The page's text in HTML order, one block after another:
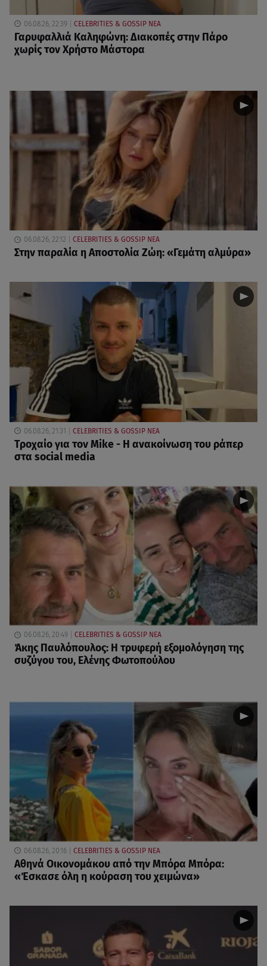
06.08.26, 22:39 CELEBRITIES & GOSSIP ΝΕΑ
Γαρυφαλλιά Καληφώνη: Διακοπές στην Πάρο
χωρίς τον Χρήστο Μάστορα
06.08.26, 22:12 CELEBRITIES & GOSSIP ΝΕΑ
Στην παραλία η Αποστολία Ζώη: «Γεμάτη αλμύρα»
06.08.26, 21:31 CELEBRITIES & GOSSIP ΝΕΑ
Τροχαίο για τον Mike - Η ανακοίνωση του ράπερ
στα social media
06.08.26, 20:49 CELEBRITIES & GOSSIP ΝΕΑ
Άκης Παυλόπουλος: Η τρυφερή εξομολόγηση της
συζύγου του, Ελένης Φωτοπούλου
06.08.26, 20:16 CELEBRITIES & GOSSIP ΝΕΑ
Αθηνά Οικονομάκου από την Μπόρα Μπόρα:
«Έσκασε όλη η κούραση του χειμώνα»